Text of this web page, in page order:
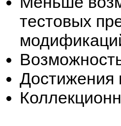
тестовых
Достижения